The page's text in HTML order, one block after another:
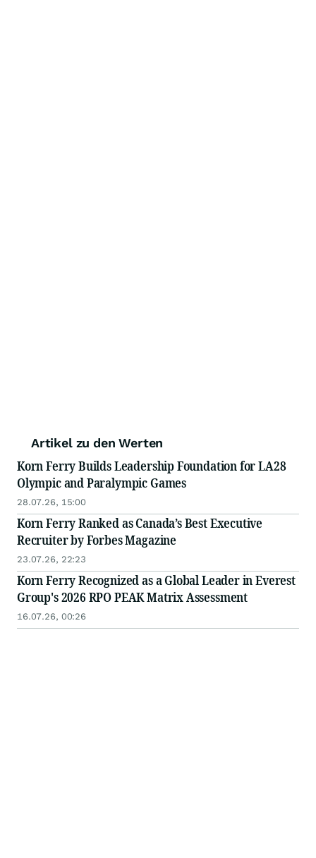
Artikel zu den Werten
Korn Ferry Builds Leadership Foundation for LA28
Olympic and Paralympic Games
28.07.26, 15:00
Korn Ferry Ranked as Canada’s Best Executive
Recruiter by Forbes Magazine
23.07.26, 22:23
Korn Ferry Recognized as a Global Leader in Everest
Group's 2026 RPO PEAK Matrix Assessment
16.07.26, 00:26